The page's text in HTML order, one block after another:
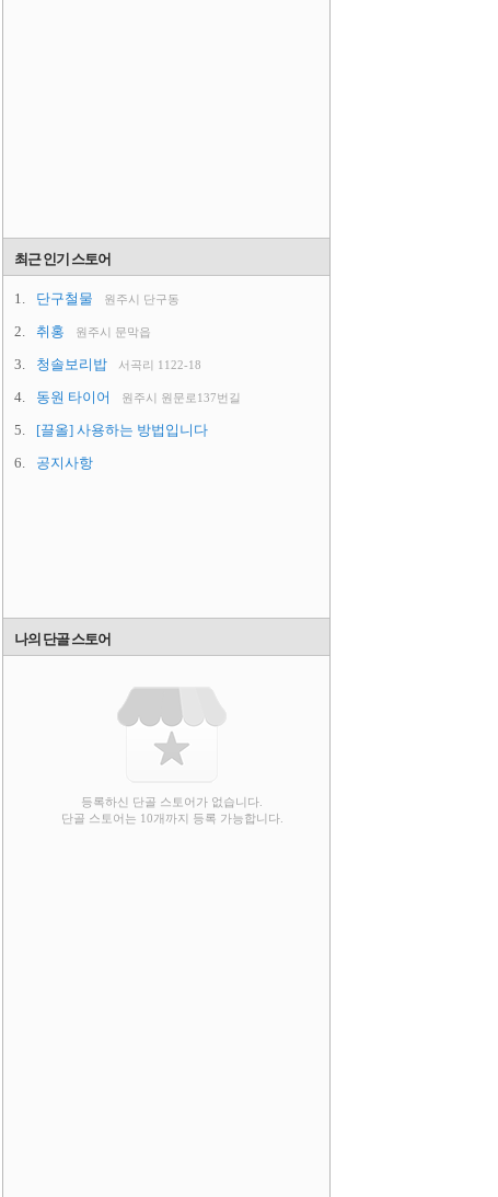
최근 인기 스토어
1. 단구철물 원주시 단구동
2. 취홍 원주시 문막읍
3. 청솔보리밥 서곡리 1122-18
4. 동원 타이어 원주시 원문로137번길
5.
[끌올] 사용하는 방법입니다
6.
공지사항
나의 단골 스토어
등록하신 단골 스토어가 없습니다.
단골 스토어는 10개까지 등록 가능합니다.